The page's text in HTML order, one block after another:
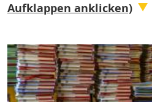
Aufklappen anklicken)
stärker forcieren
Wissenschaftsrats vom
„Um die schulische
empfiehlt der